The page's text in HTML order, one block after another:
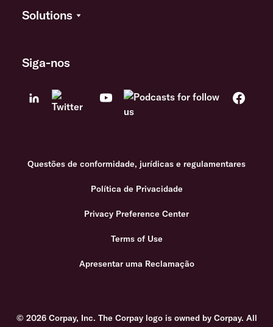
Solutions
Siga-nos
Questões de conformidade, jurídicas e regulamentares
Política de Privacidade
Privacy Preference Center
Terms of Use
Apresentar uma Reclamação
© 2026 Corpay, Inc. The Corpay logo is owned by Corpay. All